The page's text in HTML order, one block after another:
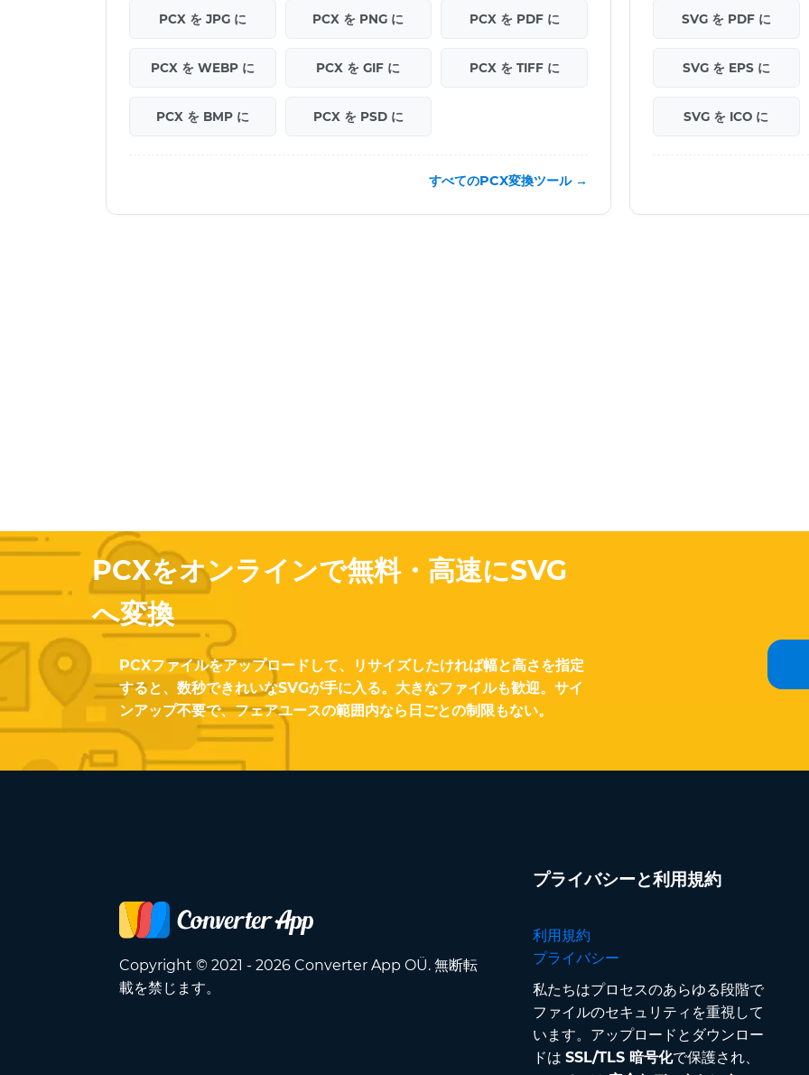
PCX を JPG に PCX を PNG に PCX を PDF に
PCX を WEBP に PCX を GIF に PCX を TIFF に
PCX を BMP に PCX を PSD に
すべてのPCX変換ツール →
SVG を PDF に
SVG を EPS に
SVG を ICO に
PCXをオンラインで無料・高速にSVG
へ変換
PCXファイルをアップロードして、リサイズしたければ幅と高さを指定
すると、数秒できれいなSVGが手に入る。大きなファイルも歓迎。サイ
ンアップ不要で、フェアユースの範囲内なら日ごとの制限もない。
Copyright © 2021 - 2026 Converter App OÜ. 無断転
載を禁じます。
プライバシーと利用規約
利用規約
プライバシー
私たちはプロセスのあらゆる段階で
ファイルのセキュリティを重視して
います。アップロードとダウンロー
ドは SSL/TLS 暗号化で保護され、